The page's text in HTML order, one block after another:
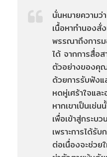
นั่นหมายความ
เนื้อหาทำนองสั่
พรรณาถึงการ
ได้ จากการสื่อ
ตัวอย่างของคุณ
ด้วยการรับฟังแ
หดหู่เศร้าใจแล
หากเขาเป็นเช่
เพื่อเข้าสู่กระบ
เพราะการได้รั
ต่อเนื่องจะช่วย